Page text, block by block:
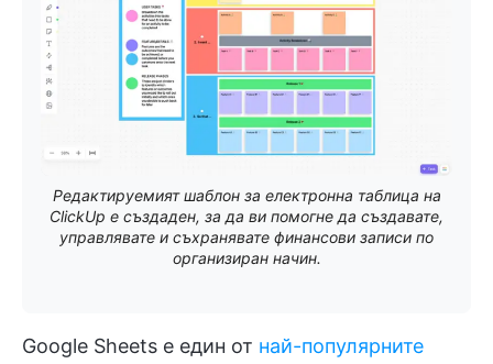
Редактируемият шаблон за електронна таблица на
ClickUp е създаден, за да ви помогне да създавате,
управлявате и съхранявате финансови записи по
организиран начин.
Google Sheets е един от най-популярните